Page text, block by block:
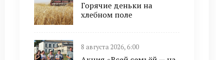
Горячие деньки на
хлебном поле
8 августа 2026, 6:00